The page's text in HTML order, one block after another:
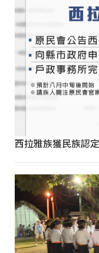
西拉雅族獲民族認